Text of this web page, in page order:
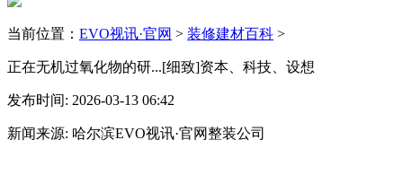
当前位置： EVO视讯·官网 > 装修建材百科 >
正在无机过氧化物的研...[细致]资本、科技、设想
发布时间: 2026-03-13 06:42
新闻来源: 哈尔滨EVO视讯·官网整装公司